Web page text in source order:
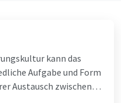
kann das
Aufgabe und Form
Austausch zwischen